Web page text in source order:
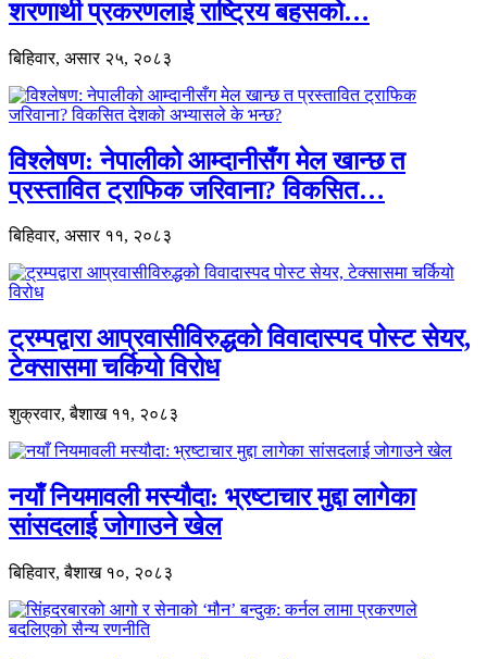
शरणार्थी प्रकरणलाई राष्ट्रिय बहसको…
बिहिवार, असार २५, २०८३
विश्लेषण: नेपालीको आम्दानीसँग मेल खान्छ त
प्रस्तावित ट्राफिक जरिवाना? विकसित…
बिहिवार, असार ११, २०८३
ट्रम्पद्वारा आप्रवासीविरुद्धको विवादास्पद पोस्ट सेयर,
टेक्सासमा चर्कियो विरोध
शुक्रवार, बैशाख ११, २०८३
नयाँ नियमावली मस्यौदा: भ्रष्टाचार मुद्दा लागेका
सांसदलाई जोगाउने खेल
बिहिवार, बैशाख १०, २०८३